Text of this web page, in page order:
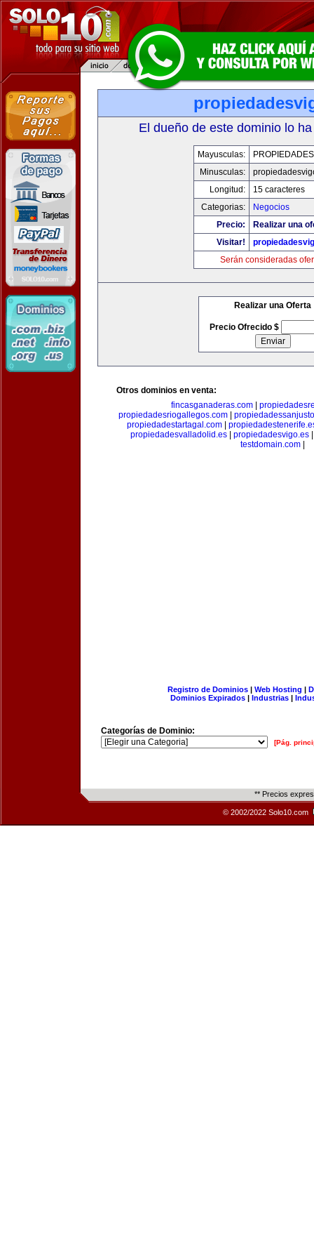
El dueño de este dominio lo
Mayusculas:
Minusculas:
Longitud:
15 caracteres
Categorias:
Negocios
Precio:
Realizar una
Visitar!
Serán consideradas
Realizar una Oferta
Precio Ofrecido $
Otros dominios en venta:
fincasganaderas.com|
propiedadesriogallegos.com|
propiedadestartagal.com|
propiedadesvalladolid.es
propiedadesvigo.es
testdomain.com
Registro de Dominios| Web Hosting |
Dominios Expirados | Industrias |
Categorías de Dominio:
[Pág.
** Precios
© 2002/2022 Solo10.com